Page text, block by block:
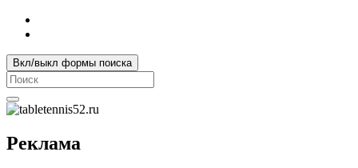
Вкл/выкл формы поиска
Search
for:
Реклама